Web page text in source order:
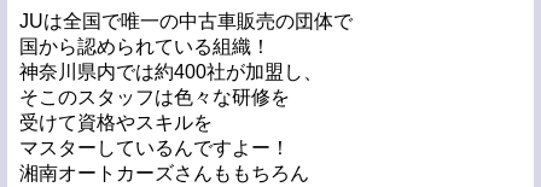
JUは全国で唯一の中古車販売の団体で
国から認められている組織！
神奈川県内では約400社が加盟し、
そこのスタッフは色々な研修を
受けて資格やスキルを
マスターしているんですよー！
湘南オートカーズさんももちろん